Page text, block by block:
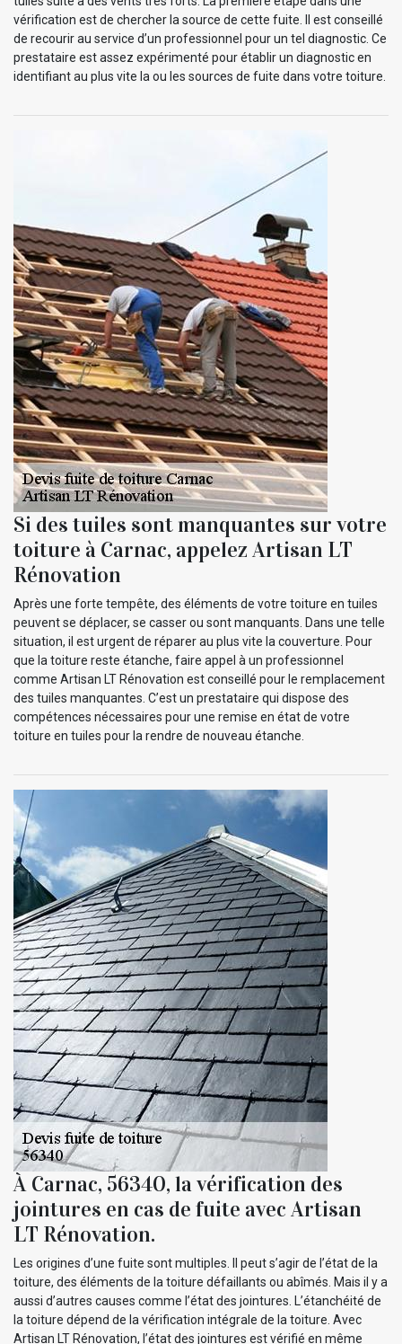
vérification est de chercher la source de cette fuite. Il est conseillé
de recourir au service d’un professionnel pour un tel diagnostic. Ce
prestataire est assez expérimenté pour établir un diagnostic en
identifiant au plus vite la ou les sources de fuite dans votre toiture.
Si des tuiles sont manquantes sur votre
toiture à Carnac, appelez Artisan LT
Rénovation
Après une forte tempête, des éléments de votre toiture en tuiles
peuvent se déplacer, se casser ou sont manquants. Dans une telle
situation, il est urgent de réparer au plus vite la couverture. Pour
que la toiture reste étanche, faire appel à un professionnel
comme Artisan LT Rénovation est conseillé pour le remplacement
des tuiles manquantes. C’est un prestataire qui dispose des
compétences nécessaires pour une remise en état de votre
toiture en tuiles pour la rendre de nouveau étanche.
À Carnac, 56340, la vérification des
jointures en cas de fuite avec Artisan
LT Rénovation.
Les origines d’une fuite sont multiples. Il peut s’agir de l’état de la
toiture, des éléments de la toiture défaillants ou abîmés. Mais il y a
aussi d’autres causes comme l’état des jointures. L’étanchéité de
la toiture dépend de la vérification intégrale de la toiture. Avec
Artisan LT Rénovation, l’état des jointures est vérifié en même